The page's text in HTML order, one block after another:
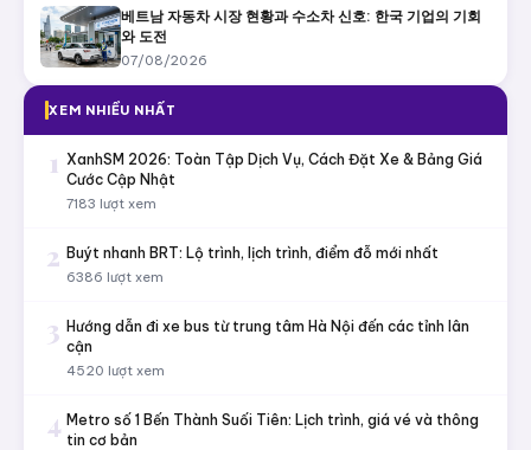
베트남 자동차 시장 현황과 수소차 신호: 한국 기업의 기회
와 도전
07/08/2026
XEM NHIỀU NHẤT
1 XanhSM 2026: Toàn Tập Dịch Vụ, Cách Đặt Xe & Bảng Giá
Cước Cập Nhật
7183 lượt xem
2 Buýt nhanh BRT: Lộ trình, lịch trình, điểm đỗ mới nhất
6386 lượt xem
3 Hướng dẫn đi xe bus từ trung tâm Hà Nội đến các tỉnh lân
cận
4520 lượt xem
4 Metro số 1 Bến Thành Suối Tiên: Lịch trình, giá vé và thông
tin cơ bản